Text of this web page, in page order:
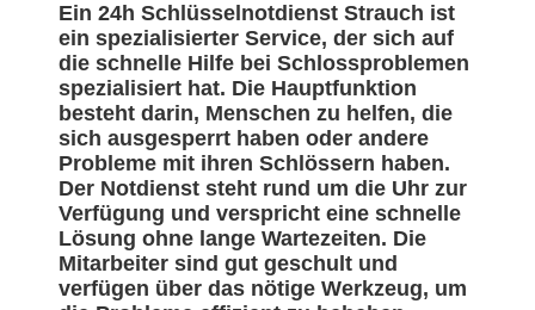
Ein 24h Schlüsselnotdienst Strauch ist
ein spezialisierter Service, der sich auf
die schnelle Hilfe bei Schlossproblemen
spezialisiert hat. Die Hauptfunktion
besteht darin, Menschen zu helfen, die
sich ausgesperrt haben oder andere
Probleme mit ihren Schlössern haben.
Der Notdienst steht rund um die Uhr zur
Verfügung und verspricht eine schnelle
Lösung ohne lange Wartezeiten. Die
Mitarbeiter sind gut geschult und
verfügen über das nötige Werkzeug, um